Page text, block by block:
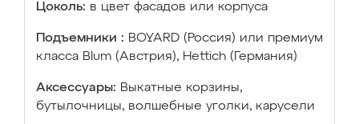
Цоколь: в цвет фасадов или корпуса
Подъемники : BOYARD (Россия) или премиум
класса Blum (Австрия), Hettich (Германия)
Аксессуары: Выкатные корзины,
бутылочницы, волшебные уголки, карусели